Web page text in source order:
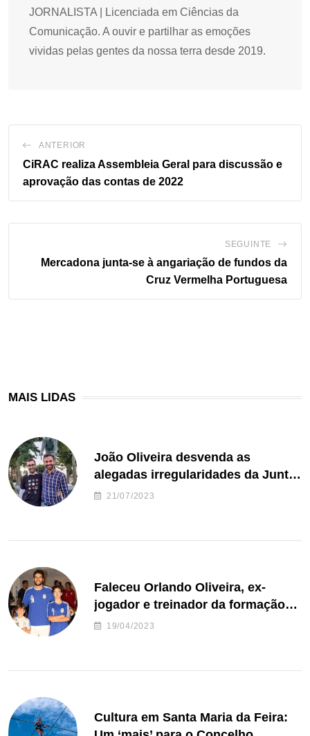
JORNALISTA | Licenciada em Ciências da
Comunicação. A ouvir e partilhar as emoções
vividas pelas gentes da nossa terra desde 2019.
ANTERIOR
CiRAC realiza Assembleia Geral para discussão e
aprovação das contas de 2022
SEGUINTE
Mercadona junta-se à angariação de fundos da
Cruz Vermelha Portuguesa
MAIS LIDAS
João Oliveira desvenda as
alegadas irregularidades da Junta
de Freguesia S. João de Ver
21/07/2023
Faleceu Orlando Oliveira, ex-
jogador e treinador da formação
de andebol do Feirense
19/04/2023
Cultura em Santa Maria da Feira: